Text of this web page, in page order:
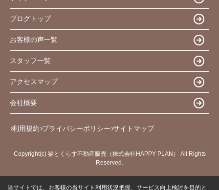
ブログトップ
お客様の声一覧
スタッフ一覧
アクセスマップ
会社概要
利用規約 プライバシーポリシー サイトマップ
Copyright(c) 猫とくらす不動産販売（株式会社HAPPY PLAN） All Rights
Reserved.
当サイトでは、お客様の当サイト利用状況把握、サービス向上検討を目的と